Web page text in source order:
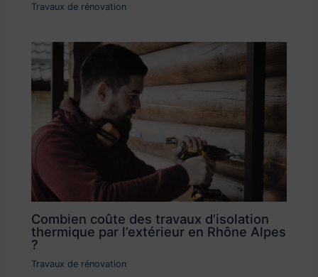
Travaux de rénovation
Combien coûte des travaux d’isolation
thermique par l’extérieur en Rhône Alpes
?
Travaux de rénovation